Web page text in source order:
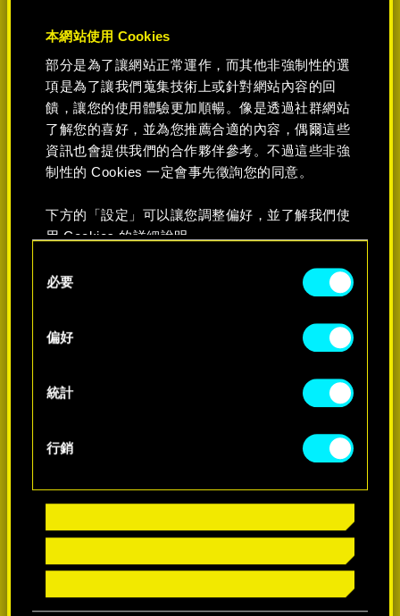
本網站使用 Cookies
部分是為了讓網站正常運作，而其他非強制性的選
項是為了讓我們蒐集技術上或針對網站內容的回
饋，讓您的使用體驗更加順暢。像是透過社群網站
了解您的喜好，並為您推薦合適的內容，偶爾這些
資訊也會提供我們的合作夥伴參考。不過這些非強
制性的 Cookies 一定會事先徵詢您的同意。
下方的「設定」可以讓您調整偏好，並了解我們使
用 Cookies 的詳細說明。
Selection
必要
偏好
統計
行銷